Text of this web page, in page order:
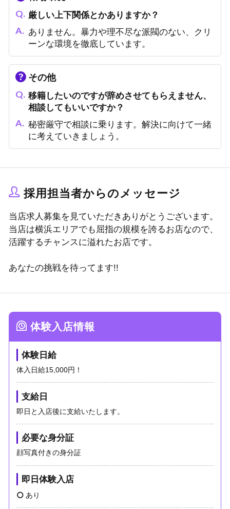
厳しい上下関係とかありますか？
ありません。暴力や理不尽な派閥のない、クリ
ーンな環境を徹底しています。
その他
移籍したいのですが辞めさせてもらえません、
相談してもいいですか？
秘密厳守で相談に乗ります。解決に向けて一緒
に考えていきましょう。
採用担当者からのメッセージ
当店求人募集を見ていただきありがとうございます。
当店は横浜エリアでも屈指の規模を誇るお店なので、
活躍するチャンスに溢れたお店です。
あなたの挑戦を待ってます!!
体験入店情報
体験日給
体入日給15,000円！
支給日
即日と入店後に支給いたします。
必要な身分証
顔写真付きの身分証
即日体験入店
あり